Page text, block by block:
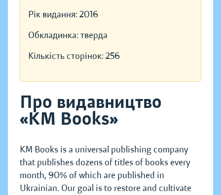
Рік видання: 2016
Обкладинка: тверда
Кількість сторінок: 256
Про видавництво
«KM Books»
KM Books is a universal publishing company
that publishes dozens of titles of books every
month, 90% of which are published in
Ukrainian. Our goal is to restore and cultivate